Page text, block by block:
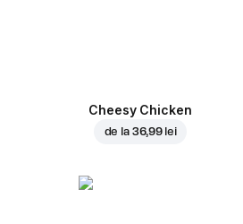
Cheesy Chicken
de la 36,99 lei